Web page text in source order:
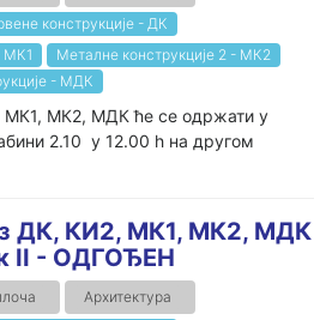
конструкције - ДК
МК1
Металне конструкције 2 - МК2
- МДК
МК2, МДК ће се одржати у
2.10 у 12.00 h на другом
ДК, КИ2, МК1, МК2, МДК
II - ОДГОЂЕН
Архитектура